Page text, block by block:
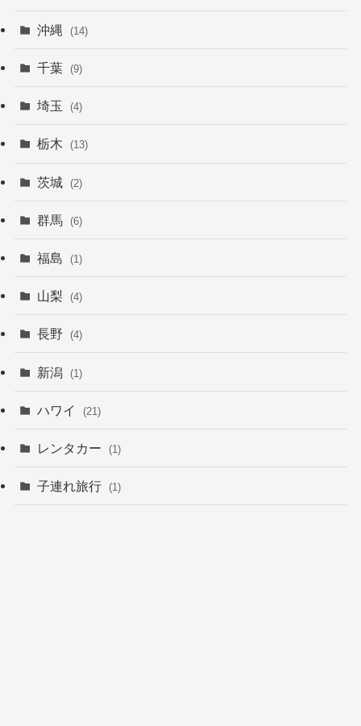
沖縄 (14)
千葉 (9)
埼玉 (4)
栃木 (13)
茨城 (2)
群馬 (6)
福島 (1)
山梨 (4)
長野 (4)
新潟 (1)
ハワイ (21)
レンタカー (1)
子連れ旅行 (1)